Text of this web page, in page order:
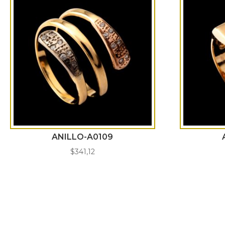
ANILLO-A0109
$341,12